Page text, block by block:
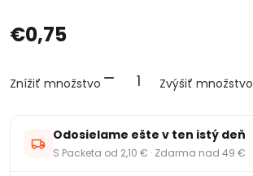
€0,75
Znížiť množstvo Zvýšiť množstvo
Odosielame ešte v ten istý deň
S Packeta od 2,10 € · Zdarma nad 49 €